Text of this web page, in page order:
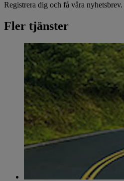
Registrera dig och få våra nyhetsbrev.
Fler tjänster